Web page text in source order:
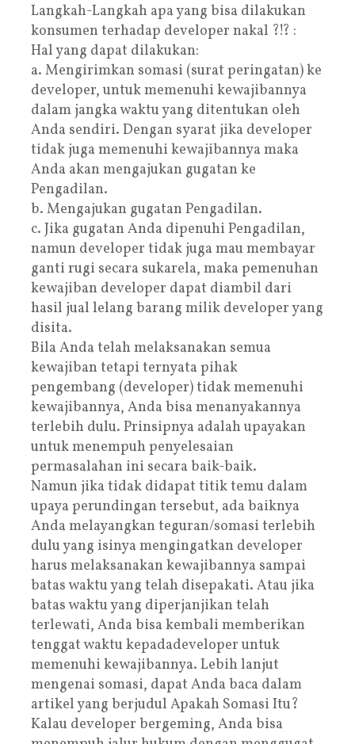
Langkah-Langkah apa yang bisa dilakukan
konsumen terhadap developer nakal ?!? :
Hal yang dapat dilakukan:
a. Mengirimkan somasi (surat peringatan) ke
developer, untuk memenuhi kewajibannya
dalam jangka waktu yang ditentukan oleh
Anda sendiri. Dengan syarat jika developer
tidak juga memenuhi kewajibannya maka
Anda akan mengajukan gugatan ke
Pengadilan.
b. Mengajukan gugatan Pengadilan.
c. Jika gugatan Anda dipenuhi Pengadilan,
namun developer tidak juga mau membayar
ganti rugi secara sukarela, maka pemenuhan
kewajiban developer dapat diambil dari
hasil jual lelang barang milik developer yang
disita.
Bila Anda telah melaksanakan semua
kewajiban tetapi ternyata pihak
pengembang (developer) tidak memenuhi
kewajibannya, Anda bisa menanyakannya
terlebih dulu. Prinsipnya adalah upayakan
untuk menempuh penyelesaian
permasalahan ini secara baik-baik.
Namun jika tidak didapat titik temu dalam
upaya perundingan tersebut, ada baiknya
Anda melayangkan teguran/somasi terlebih
dulu yang isinya mengingatkan developer
harus melaksanakan kewajibannya sampai
batas waktu yang telah disepakati. Atau jika
batas waktu yang diperjanjikan telah
terlewati, Anda bisa kembali memberikan
tenggat waktu kepadadeveloper untuk
memenuhi kewajibannya. Lebih lanjut
mengenai somasi, dapat Anda baca dalam
artikel yang berjudul Apakah Somasi Itu?
Kalau developer bergeming, Anda bisa